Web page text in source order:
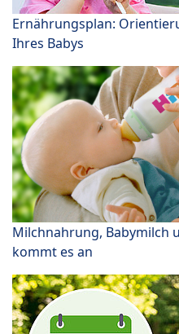
Ernährungsplan:
Ihres Babys
Milchnahrung, Babymilch
kommt es an